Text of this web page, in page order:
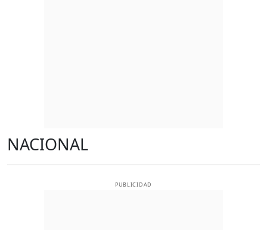
NACIONAL
PUBLICIDAD